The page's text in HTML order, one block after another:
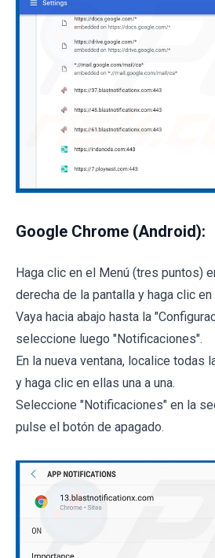
Google Chrome (Android):
Haga clic en el Menú (tres puntos)
derecha de la pantalla y haga clic en
Vaya hacia abajo hasta la
seleccione luego "Notificaciones".
En la nueva ventana, localice todas
y haga clic en ellas una a una.
Seleccione "Notificaciones" en la
pulse el botón de apagado.